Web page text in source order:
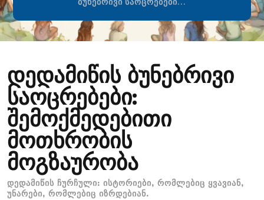
დედამიწის ბუნებრივი
საოცრებები:
შემოქმედებითი
მოთხრობის
მოგზაურობა
ᲓᲔᲓᲐᲛᲘᲬᲘᲡ ᲩᲣᲠᲩᲣᲚᲘ: ᲘᲡᲢᲝᲠᲘᲔᲑᲘ, ᲠᲝᲛᲚᲔᲑᲘᲪ ᲧᲕᲐᲕᲘᲐᲜ,
ᲣᲜᲐᲠᲔᲑᲘ, ᲠᲝᲛᲚᲔᲑᲘᲪ ᲘᲖᲠᲓᲔᲑᲘᲐᲜ.